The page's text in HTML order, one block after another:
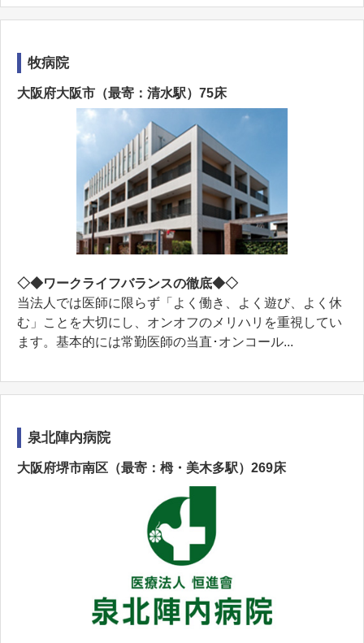
牧病院
大阪府大阪市（最寄：清水駅）75床
◇◆ワークライフバランスの徹底◆◇
当法人では医師に限らず「よく働き、よく遊び、よく休
む」ことを大切にし、オンオフのメリハリを重視してい
ます。基本的には常勤医師の当直･オンコール...
泉北陣内病院
大阪府堺市南区（最寄：栂・美木多駅）269床